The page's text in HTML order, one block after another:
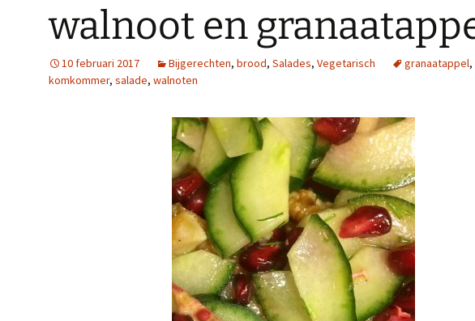
walnoot en
10 februari 2017 Bijgerechten, brood, Salades, Vegetarisch granaatappel,
komkommer, salade, walnoten